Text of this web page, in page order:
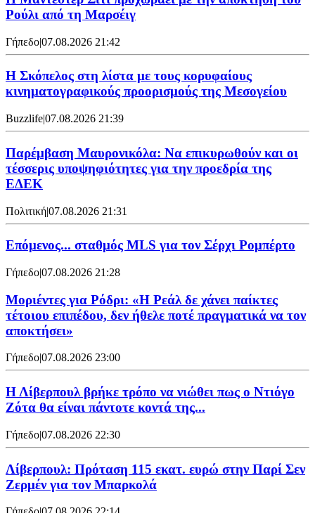
Ρούλι από τη Μαρσέιγ
Γήπεδο|07.08.2026 21:42
Η Σκόπελος στη λίστα με τους κορυφαίους
κινηματογραφικούς προορισμούς της Μεσογείου
Buzzlife|07.08.2026 21:39
Παρέμβαση Μαυρονικόλα: Να επικυρωθούν και οι
τέσσερις υποψηφιότητες για την προεδρία της
ΕΔΕΚ
Πολιτική|07.08.2026 21:31
Επόμενος... σταθμός MLS για τον Σέρχι Ρομπέρτο
Γήπεδο|07.08.2026 21:28
Μοριέντες για Ρόδρι: «Η Ρεάλ δε χάνει παίκτες
τέτοιου επιπέδου, δεν ήθελε ποτέ πραγματικά να τον
αποκτήσει»
Γήπεδο|07.08.2026 23:00
Η Λίβερπουλ βρήκε τρόπο να νιώθει πως ο Ντιόγο
Ζότα θα είναι πάντοτε κοντά της...
Γήπεδο|07.08.2026 22:30
Λίβερπουλ: Πρόταση 115 εκατ. ευρώ στην Παρί Σεν
Ζερμέν για τον Μπαρκολά